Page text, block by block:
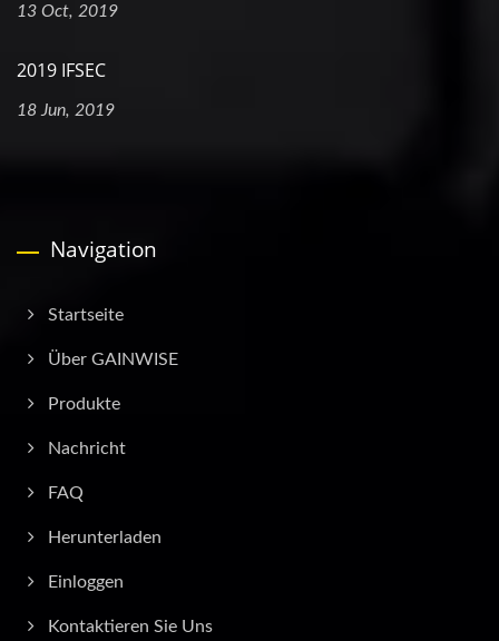
13 Oct, 2019
2019 IFSEC
18 Jun, 2019
Navigation
Startseite
Über GAINWISE
Produkte
Nachricht
FAQ
Herunterladen
Einloggen
Kontaktieren Sie Uns